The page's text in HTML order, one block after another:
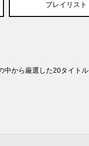
プレイリスト
中から厳選した20タイトル